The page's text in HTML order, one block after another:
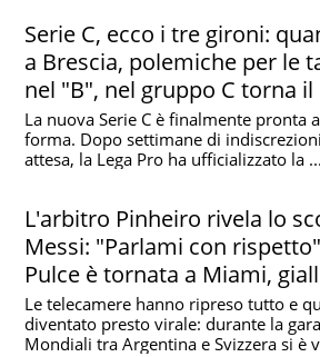
Serie C, ecco i tre gironi:
a Brescia, polemiche per le
nel "B", nel gruppo C torna il
La nuova Serie C è finalmente pronta
forma. Dopo settimane di
attesa, la Lega Pro ha ufficializzato la ...
L'arbitro Pinheiro rivela lo
Messi: "Parlami con
Pulce è tornata a Miami,
ritorno in Nazionale
Le telecamere hanno ripreso tutto e
diventato presto virale: durante la
Mondiali tra Argentina e Svizzera si è